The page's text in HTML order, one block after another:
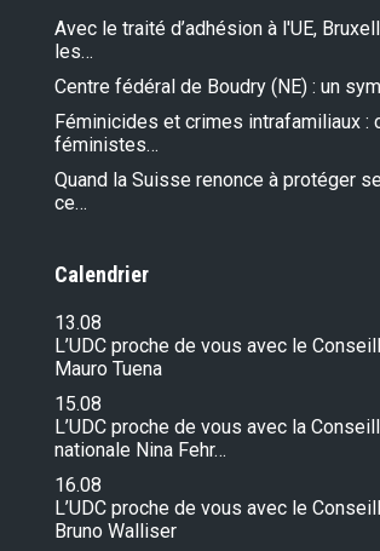
Avec le traité d’adhésion à l'UE,
les…
Centre fédéral de Boudry (NE) : un
Féminicides et crimes intrafamiliaux :
féministes…
Quand la Suisse renonce à protéger
ce…
Calendrier
13.08
L’UDC proche de vous avec le
Mauro Tuena
15.08
L’UDC proche de vous avec la
nationale Nina Fehr…
16.08
L’UDC proche de vous avec le
Bruno Walliser